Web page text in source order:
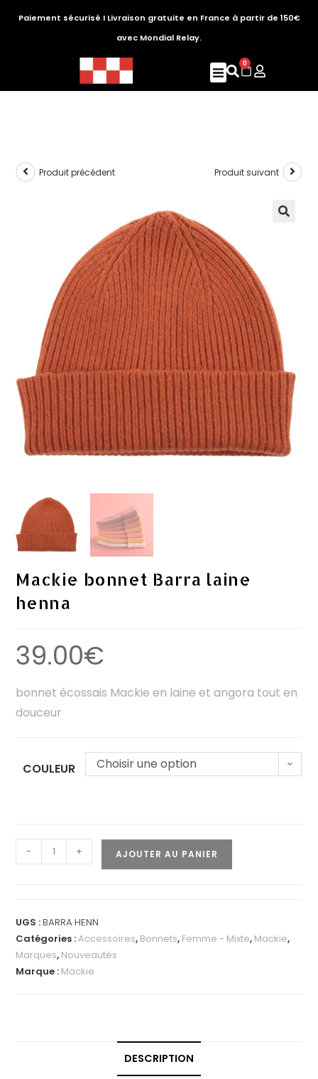
Paiement sécurisé I Livraison gratuite en France à partir de 150€
avec Mondial Relay.
0
Produit précédent Produit suivant
Mackie bonnet Barra laine
henna
39.00€
bonnet écossais Mackie en laine et angora tout en
douceur
COULEUR Choisir une option
- + AJOUTER AU PANIER
UGS :BARRA HENN
Catégories :Accessoires, Bonnets, Femme - Mixte, Mackie,
Marques, Nouveautés
Marque : Mackie
DESCRIPTION